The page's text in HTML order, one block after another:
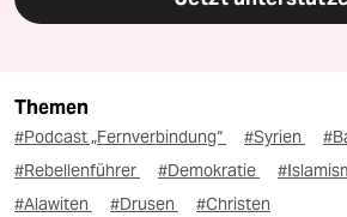
Themen
#Podcast „Fernverbindung“ #Syrien
#Rebellenführer
#Demokratie
#Alawiten
#Drusen #Christen